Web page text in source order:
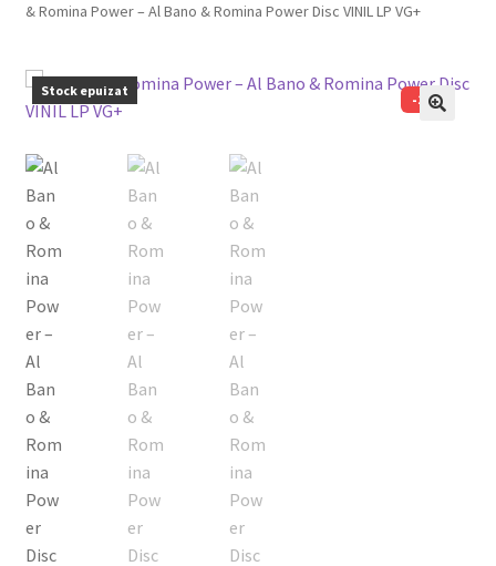
Echipamente
Listă produse
Oferta lunii
Contul meu
& Romina Power – Al Bano & Romina Power Disc VINIL LP VG+
-17%
Stock epuizat